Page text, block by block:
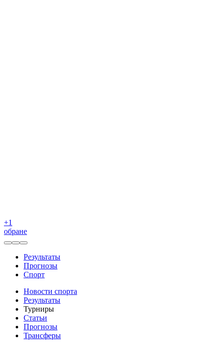
+1
обране
Результаты
Прогнозы
Спорт
Новости спорта
Результаты
Турниры
Статьи
Прогнозы
Трансферы